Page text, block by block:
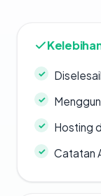
Hosting
Catatan